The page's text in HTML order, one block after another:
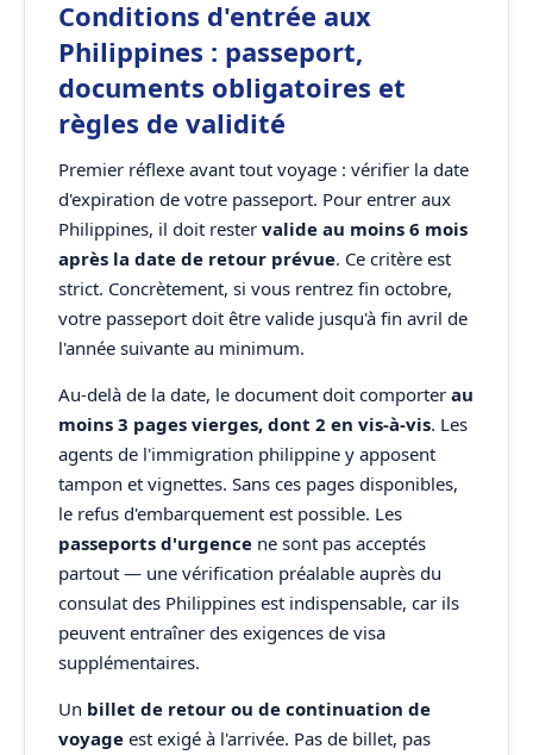
Conditions d'entrée aux
Philippines : passeport,
documents obligatoires et
règles de validité
Premier réflexe avant tout voyage : vérifier la date
d'expiration de votre passeport. Pour entrer aux
Philippines, il doit rester valide au moins 6 mois
après la date de retour prévue. Ce critère est
strict. Concrètement, si vous rentrez fin octobre,
votre passeport doit être valide jusqu'à fin avril de
l'année suivante au minimum.
Au-delà de la date, le document doit comporter au
moins 3 pages vierges, dont 2 en vis-à-vis. Les
agents de l'immigration philippine y apposent
tampon et vignettes. Sans ces pages disponibles,
le refus d'embarquement est possible. Les
passeports d'urgence ne sont pas acceptés
partout — une vérification préalable auprès du
consulat des Philippines est indispensable, car ils
peuvent entraîner des exigences de visa
supplémentaires.
Un billet de retour ou de continuation de
voyage est exigé à l'arrivée. Pas de billet, pas